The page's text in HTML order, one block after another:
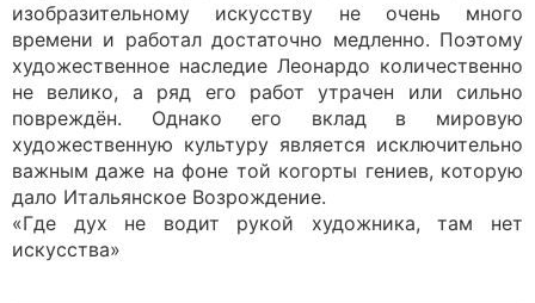
изобразительному искусству не очень много
времени и работал достаточно медленно. Поэтому
художественное наследие Леонардо количественно
не велико, а ряд его работ утрачен или сильно
повреждён. Однако его вклад в мировую
художественную культуру является исключительно
важным даже на фоне той когорты гениев, которую
дало Итальянское Возрождение.
«Где дух не водит рукой художника, там нет
искусства»